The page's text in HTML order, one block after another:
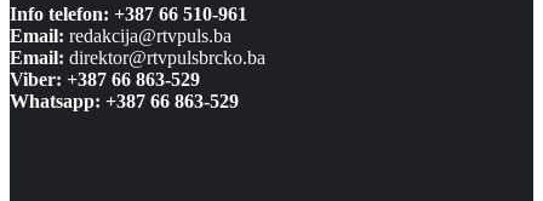
Info telefon: +387 66 510-961
Email: redakcija@rtvpuls.ba
Email: direktor@rtvpulsbrcko.ba
Viber: +387 66 863-529
Whatsapp: +387 66 863-529